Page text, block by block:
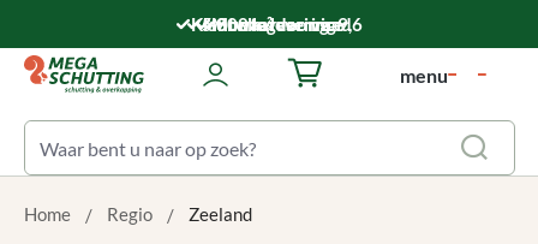
Ga naar de hoofdinhoud5.000 m² voorraad
Snelle levering
Montageservice
Klantwaardering: 9,6
menu
Winkelwagentje bevat 0
Home Regio Zeeland